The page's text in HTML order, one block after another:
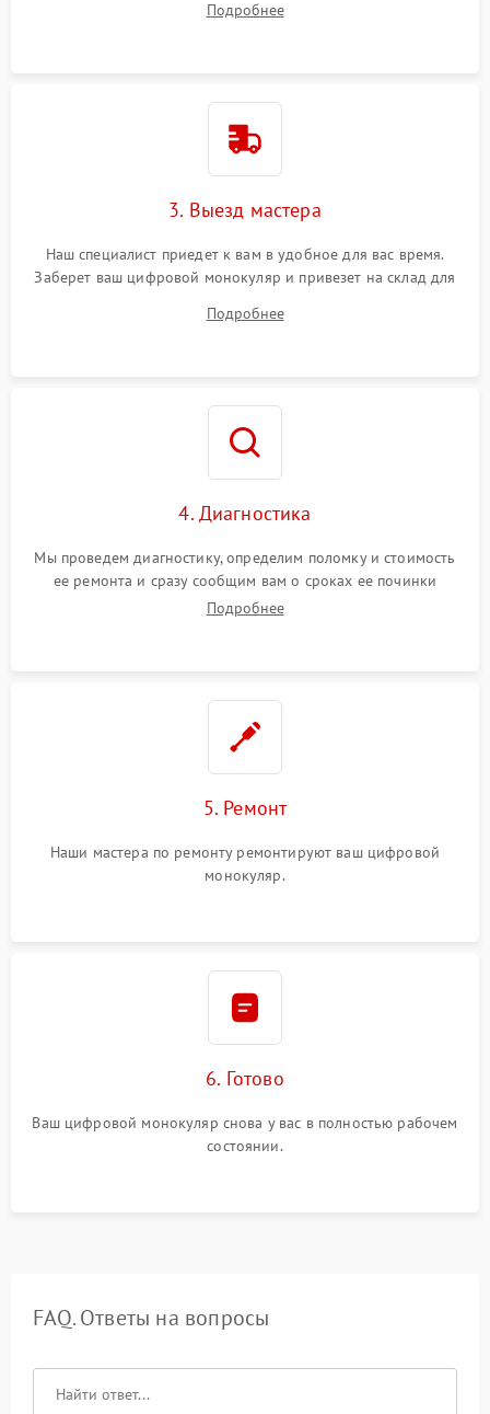
Подробнее
3. Выезд мастера
Наш специалист приедет к вам в удобное для вас время.
Заберет ваш цифровой монокуляр и привезет на склад для
Подробнее
4. Диагностика
Мы проведем диагностику, определим поломку и стоимость
ее ремонта и сразу сообщим вам о сроках ее починки
Подробнее
5. Ремонт
Наши мастера по ремонту ремонтируют ваш цифровой
монокуляр.
6. Готово
Ваш цифровой монокуляр снова у вас в полностью рабочем
состоянии.
FAQ. Ответы на вопросы